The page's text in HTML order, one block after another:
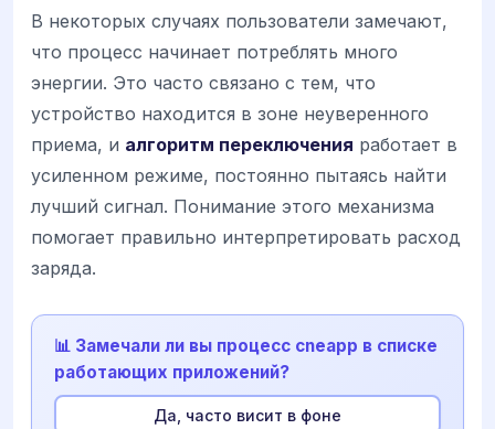
В некоторых случаях пользователи замечают,
что процесс начинает потреблять много
энергии. Это часто связано с тем, что
устройство находится в зоне неуверенного
приема, и алгоритм переключения работает в
усиленном режиме, постоянно пытаясь найти
лучший сигнал. Понимание этого механизма
помогает правильно интерпретировать расход
заряда.
📊 Замечали ли вы процесс cneapp в списке
работающих приложений?
Да, часто висит в фоне